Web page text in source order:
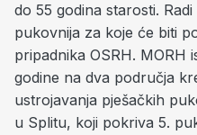
do 55 godina starosti.
pukovnija za koje će biti
pripadnika OSRH. MORH
godine na dva područja
ustrojavanja pješačkih
u Splitu, koji pokriva 5.